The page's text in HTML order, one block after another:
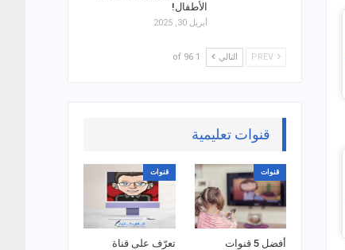
الأطفال!
أبريل 30, 2025
التالي 1 of 96
قنوات تعليمية
قنوات
أفضل 5 قنوات
قنوات
تعرّف على قناة